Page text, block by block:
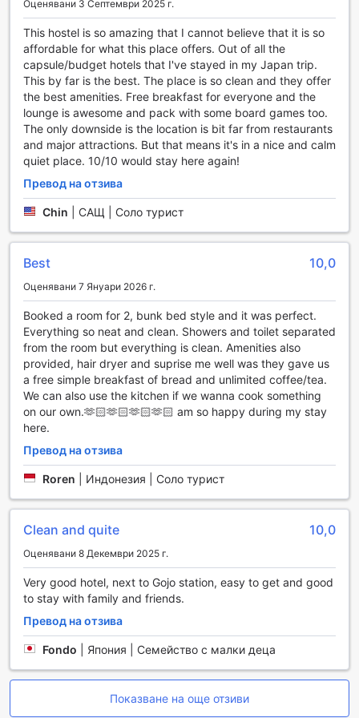
ежедневно почистване на стаите допринасят за вашия
За по-спокойно прекарване, гостите могат да използват
специално определената зона за пушене, а
съхранението на багаж е налично за по-голяма свобода
при пътуванията. Консиерж услугите осигуряват помощ
и информация за околните забележителности и
транспорт, което прави престоя ви още по-приятен и
безгрижен. Всичко това съчетано с удобства като
безплатен Wi-Fi в обществени пространства и грижа за
вашия комфорт превръщат R. Star Hostel Kyoto Japan в
идеалното място за вашето пътешествие в Киото.
Комфорт и удобство в стаите на R. Star Hostel Kyoto
Japan
В стаите на R. Star Hostel Kyoto Japan гостите могат да
се насладят на съвременен комфорт и практичност.
Всяка стая е оборудвана с климатик, който гарантира
приятна температура независимо от сезона, както и с
висококачествени кърпи и спално бельо за пълноценен
сън. За допълнително удобство, има и отделна
всекидневна зона, която създава уютна атмосфера за
релаксация и срещи с други пътници.
Потребителите ще оценят наличието на хладилник за
запазване на напитки и закуски, както и сешоар за
бързо и лесно оформяне. Базовите тоалетни
допълнено усещане за домашен уют. За по-добър сън,
стаите са оборудвани с щори за пълна тъмнина, което
осигурява спокойствие и релаксираща почивка след
дълъг ден на разглеждане на забележителностите на
Кулинарни изживявания в R. Star Hostel Kyoto Japan
В R. Star Hostel Kyoto Japan гостите могат да се
насладят на уютна и функционална обща кухня, където
всеки има възможност да приготви свои любими ястия
и да сподели кулинарни моменти с други пътници. Тази
добре оборудвана кухня е идеално място за обмен на
комфорт, хотелът предлага редовно почистване на
стаите, което гарантира приятна и чиста обстановка за
всички гости.
Оценявани 3 Септември 2025 г.
This hostel is so amazing that I cannot believe that it is so
affordable for what this place offers. Out of all the
capsule/budget hotels that I've stayed in my Japan trip.
This by far is the best. The place is so clean and they offer
the best amenities. Free breakfast for everyone and the
lounge is awesome and pack with some board games too.
The only downside is the location is bit far from restaurants
and major attractions. But that means it's in a nice and calm
quiet place. 10/10 would stay here again!
Превод на отзива
Chin САЩ | Соло турист
Best 10,0
Оценявани 7 Януари 2026 г.
Booked a room for 2, bunk bed style and it was perfect.
Everything so neat and clean. Showers and toilet separated
from the room but everything is clean. Amenities also
provided, hair dryer and suprise me well was they gave us
a free simple breakfast of bread and unlimited coffee/tea.
We can also use the kitchen if we wanna cook something
on our own.🫶🏻🫶🏻🫶🏻🫶🏻 am so happy during my stay
here.
Превод на отзива
Roren Индонезия | Соло турист
Clean and quite 10,0
Оценявани 8 Декември 2025 г.
Very good hotel, next to Gojo station, easy to get and good
to stay with family and friends.
Превод на отзива
Fondo Япония | Семейство с малки деца
Показване на още отзиви